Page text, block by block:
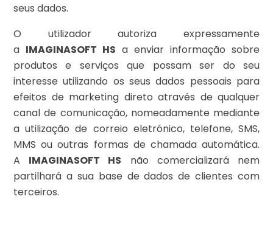
seus dados.
O utilizador autoriza expressamente
a IMAGINASOFT HS a enviar informação sobre
produtos e serviços que possam ser do seu
interesse utilizando os seus dados pessoais para
efeitos de marketing direto através de qualquer
canal de comunicação, nomeadamente mediante
a utilização de correio eletrónico, telefone, SMS,
MMS ou outras formas de chamada automática.
A IMAGINASOFT HS não comercializará nem
partilhará a sua base de dados de clientes com
terceiros.